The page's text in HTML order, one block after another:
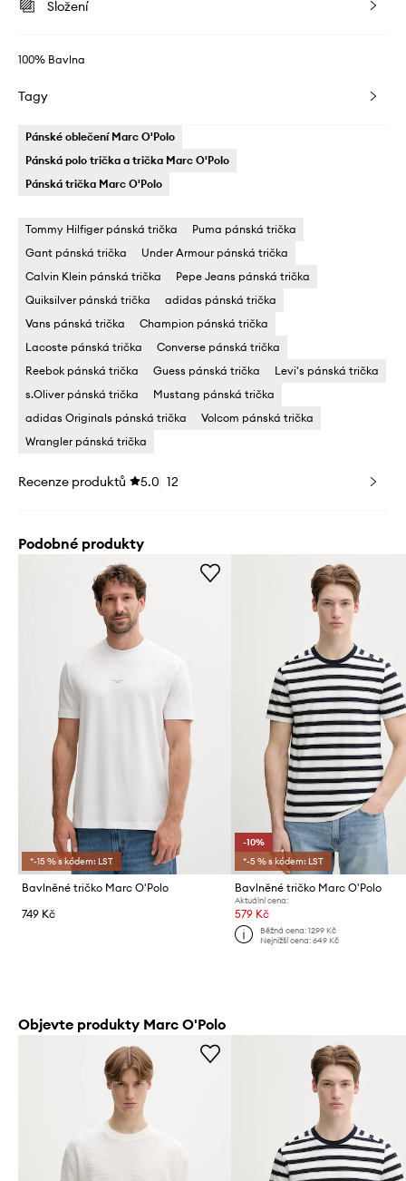
Složení
100% Bavlna
Tagy
Pánské oblečení Marc O'Polo
Pánská polo trička a trička Marc O'Polo
Pánská trička Marc O'Polo
Tommy Hilfiger pánská trička
Puma pánská trička
Gant pánská trička
Under Armour pánská trička
Calvin Klein pánská trička
Pepe Jeans pánská trička
Quiksilver pánská trička
adidas pánská trička
Vans pánská trička
Champion pánská trička
Lacoste pánská trička
Converse pánská trička
Reebok pánská trička
Guess pánská trička
Levi's pánská trička
s.Oliver pánská trička
Mustang pánská trička
adidas Originals pánská trička
Volcom pánská trička
Wrangler pánská trička
Recenze produktů 5.0 12
Podobné produkty
*-15 % s kódem: LST
Bavlněné tričko Marc O'Polo
749 Kč
-10%
*-5 % s kódem: LST
Bavlněné tričko Marc O'Polo
Aktuální cena:
579 Kč
Běžná cena: 1299 Kč
Nejnižší cena: 649 Kč
Objevte produkty Marc O'Polo